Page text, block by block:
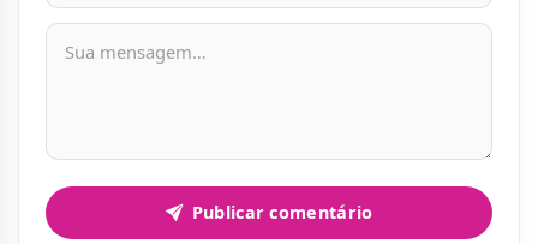
Mensagem
Publicar comentário